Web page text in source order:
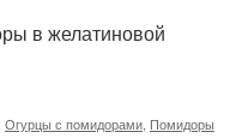
в желатиновой
Огурцы с помидорами Помидоры